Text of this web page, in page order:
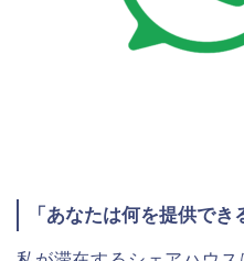
「あなたは何を提供でき